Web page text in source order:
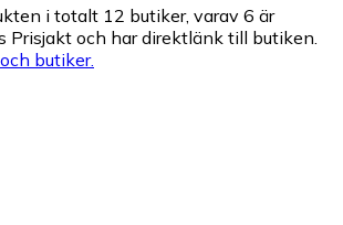
i totalt 12 butiker, varav 6 är
Prisjakt och har direktlänk till butiken.
butiker.